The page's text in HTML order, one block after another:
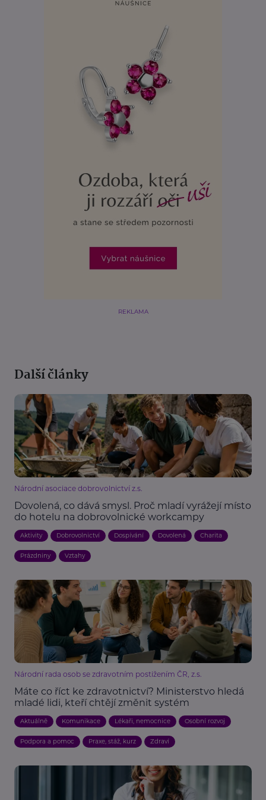
REKLAMA
Další články
Národní asociace dobrovolnictví z.s.
Dovolená, co dává smysl. Proč mladí vyrážejí místo
do hotelu na dobrovolnické workcampy
Aktivity Dobrovolnictví Dospívání Dovolená Charita
Prázdniny Vztahy
Národní rada osob se zdravotním postižením ČR, z.s.
Máte co říct ke zdravotnictví? Ministerstvo hledá
mladé lidi, kteří chtějí změnit systém
Aktuálně Komunikace Lékaři, nemocnice Osobní rozvoj
Podpora a pomoc Praxe, stáž, kurz Zdraví